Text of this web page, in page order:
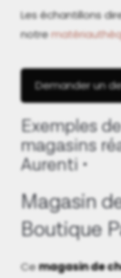
Les échantillons
notre
Demander un
Exemples
magasins
Aurenti
Magasin
Boutique
Cemagasin de